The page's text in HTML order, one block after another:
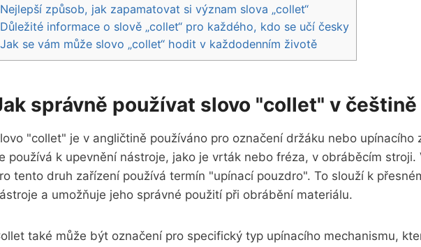
Nejlepší způsob, jak ⁤zapamatovat si význam slova „collet“
Důležité⁢ informace o slově „collet“ pro ‌každého, kdo se učí česky
Jak se vám může slovo „collet“⁤ hodit v každodenním životě
správně používat slovo "collet" v češtině
"collet" je v angličtině používáno pro označení držáku nebo upínacího
používá k upevnění nástroje, jako je vrták ⁣nebo fréza, v obráběcím stroji.
tento⁣ druh⁣ zařízení používá termín "upínací⁢ pouzdro". To slouží ⁤k
a umožňuje jeho správné použití při ​obrábění materiálu.
také může být⁤ označení​ pro specifický​ typ upínacího ​mechanismu,